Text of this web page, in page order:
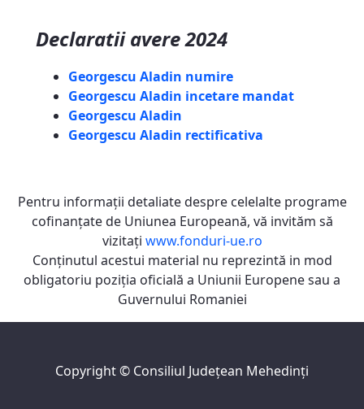
Declaratii avere 2024
Georgescu Aladin numire
Georgescu Aladin incetare mandat
Georgescu Aladin
Georgescu Aladin rectificativa
Pentru informaţii detaliate despre celelalte programe
cofinanţate de Uniunea Europeană, vă invităm să
vizitaţi www.fonduri-ue.ro
Conţinutul acestui material nu reprezintă in mod
obligatoriu poziţia oficială a Uniunii Europene sau a
Guvernului Romaniei
Copyright © Consiliul Judeţean Mehedinţi